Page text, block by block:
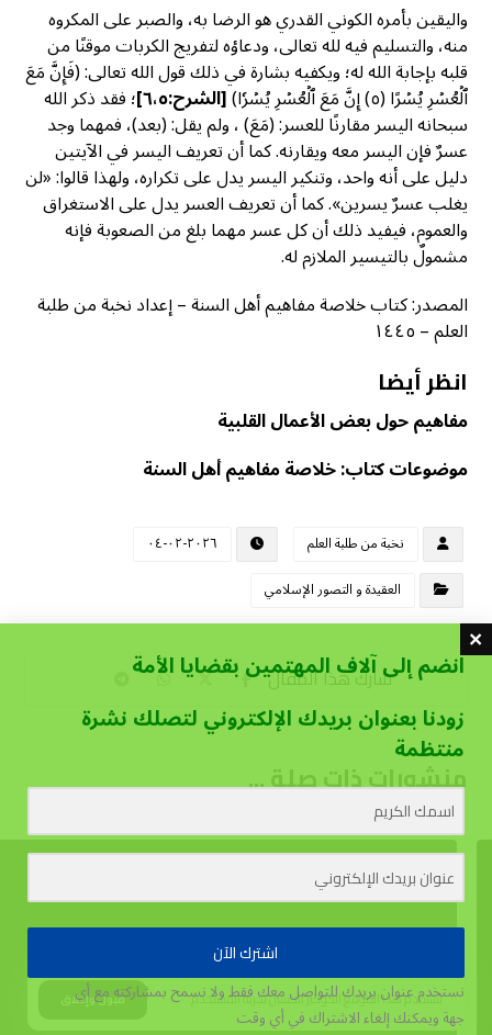
واليقين بأمره الكوني القدري هو الرضا به، والصبر على المكروه
منه، والتسليم فيه لله تعالى، ودعاؤه لتفريج الكربات موقنًا من
قلبه بإجابة الله له؛ ويكفيه بشارة في ذلك قول الله تعالى: (فَإِنَّ مَعَ
ٱلۡعُسۡرِ يُسۡرًا (٥) إِنَّ مَعَ ٱلۡعُسۡرِ يُسۡرٗا) [الشرح:٦،٥] ؛ فقد ذكر الله
سبحانه اليسر مقارنًا للعسر: (مَعَ) ، ولم يقل: (بعد)، فمهما وجد
عسرٌ فإن اليسر معه ويقارنه. كما أن تعريف اليسر في الآيتين
دليل على أنه واحد، وتنكير اليسر يدل على تكراره، ولهذا قالوا: «لن
يغلب عسرٌ يسرين». كما أن تعريف العسر يدل على الاستغراق
والعموم، فيفيد ذلك أن كل عسر مهما بلغ من الصعوبة فإنه
مشمولٌ بالتيسير الملازم له.
المصدر: كتاب خلاصة مفاهيم أهل السنة – إعداد نخبة من طلبة
العلم – ١٤٤٥
انظر أيضا
مفاهيم حول بعض الأعمال القلبية
موضوعات كتاب: خلاصة مفاهيم أهل السنة
نخبة من طلبة العلم
٢٠٢٦-٠٢-٠٤
العقيدة و التصور الإسلامي
منشورات ذات صلة ...
يستخدم هذا الموقع الكوكيز لتحسين تجربة المستخدم. قبول وإغلاق
انضم إلى آلاف المهتمين بقضايا الأمة
زودنا بعنوان بريدك الإلكتروني لتصلك نشرة
منتظمة
اشترك الآن
نستخدم عنوان بريدك للتواصل معك فقط ولا نسمح بمشاركته مع أي
جهةويمكنك إلغاء الاشتراك في أي وقت